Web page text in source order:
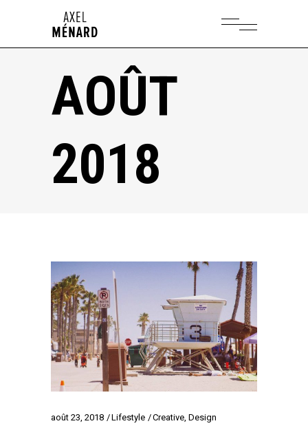
AOÛT
2018
août 23, 2018 Lifestyle Creative Design